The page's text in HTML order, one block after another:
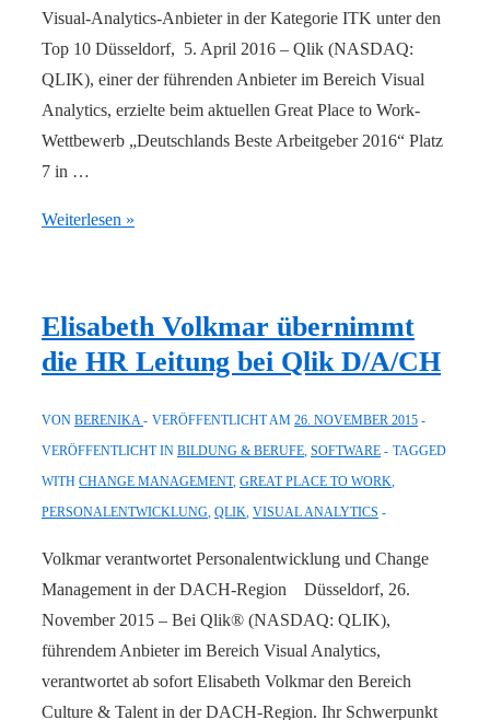
Visual-Analytics-Anbieter in der Kategorie ITK unter den
Top 10 Düsseldorf, 5. April 2016 – Qlik (NASDAQ:
QLIK), einer der führenden Anbieter im Bereich Visual
Analytics, erzielte beim aktuellen Great Place to Work-
Wettbewerb „Deutschlands Beste Arbeitgeber 2016“ Platz
7 in …
Qlik
Place
to
besten
Arbeitgeber
in
Deutschland
ausgezeichnet
Weiterlesen »
Elisabeth Volkmar übernimmt
die HR Leitung bei Qlik D/A/CH
VON BERENIKA VERÖFFENTLICHT AM 26. NOVEMBER 2015
VERÖFFENTLICHT IN BILDUNG & BERUFE SOFTWARE
TAGGED
WITH CHANGE MANAGEMENT, GREAT PLACE TO WORK
PERSONALENTWICKLUNG QLIK VISUAL ANALYTICS
Volkmar verantwortet Personalentwicklung und Change
Management in der DACH-Region Düsseldorf, 26.
November 2015 – Bei Qlik® (NASDAQ: QLIK),
führendem Anbieter im Bereich Visual Analytics,
verantwortet ab sofort Elisabeth Volkmar den Bereich
Culture & Talent in der DACH-Region. Ihr Schwerpunkt